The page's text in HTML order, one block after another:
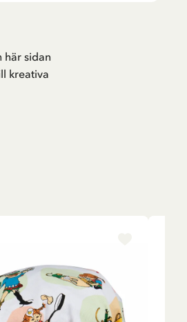
här sidan
kreativa